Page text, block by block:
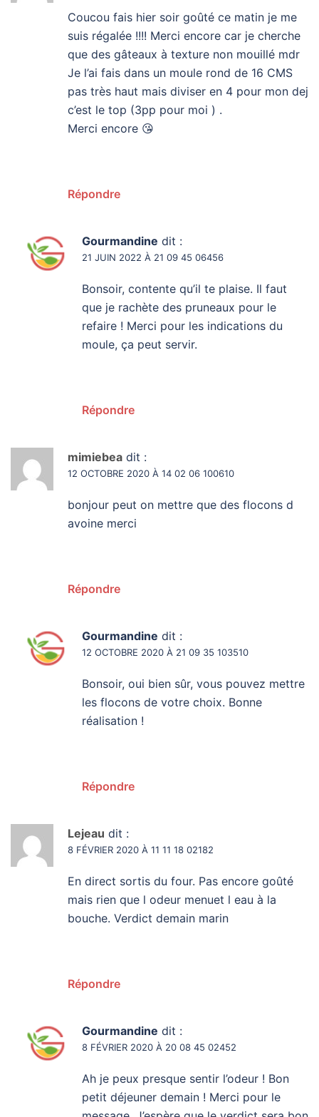
Coucou fais hier soir goûté ce matin je me
suis régalée !!!! Merci encore car je cherche
que des gâteaux à texture non mouillé mdr
Je l’ai fais dans un moule rond de 16 CMS
pas très haut mais diviser en 4 pour mon dej
c’est le top (3pp pour moi ) .
Merci encore 😘
Répondre
Gourmandine dit :
21 JUIN 2022 À 21 09 45 06456
Bonsoir, contente qu’il te plaise. Il faut
que je rachète des pruneaux pour le
refaire ! Merci pour les indications du
moule, ça peut servir.
Répondre
mimiebea dit :
12 OCTOBRE 2020 À 14 02 06 100610
bonjour peut on mettre que des flocons d
avoine merci
Répondre
Gourmandine dit :
12 OCTOBRE 2020 À 21 09 35 103510
Bonsoir, oui bien sûr, vous pouvez mettre
les flocons de votre choix. Bonne
réalisation !
Répondre
Lejeau dit :
8 FÉVRIER 2020 À 11 11 18 02182
En direct sortis du four. Pas encore goûté
mais rien que l odeur menuet l eau à la
bouche. Verdict demain marin
Répondre
Gourmandine dit :
8 FÉVRIER 2020 À 20 08 45 02452
Ah je peux presque sentir l’odeur ! Bon
petit déjeuner demain ! Merci pour le